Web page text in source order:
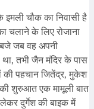
इमली चौक का निवासी है
चलाने के लिए रोजाना
जब वह अपनी
तभी जैन मंदिर के पास
की पहचान जितेंद्र, मुकेश
शुरुआत एक मामूली बात
दुर्गेश की बाइक में